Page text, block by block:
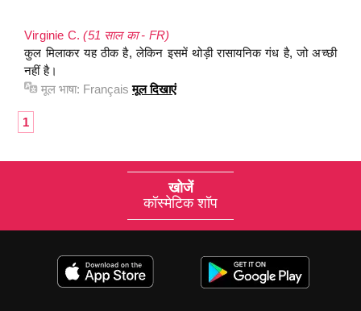
Virginie C.(51 साल का - FR)
कुल मिलाकर यह ठीक है, लेकिन इसमें थोड़ी रासायनिक गंध है, जो अच्छी
नहीं है।
मूल भाषा: Français मूल दिखाएं
1
खोजें
कॉस्मेटिक शॉप